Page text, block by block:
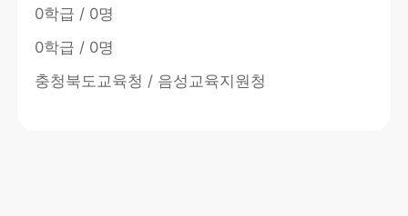
0학급 / 0명
0학급 / 0명
충청북도교육청 / 음성교육지원청